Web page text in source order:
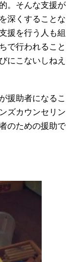
。そんな支援が
深くすることな
援を行う人も組
で行われること
にこないしねえ
援助者になるこ
ズカウンセリン
のための援助で